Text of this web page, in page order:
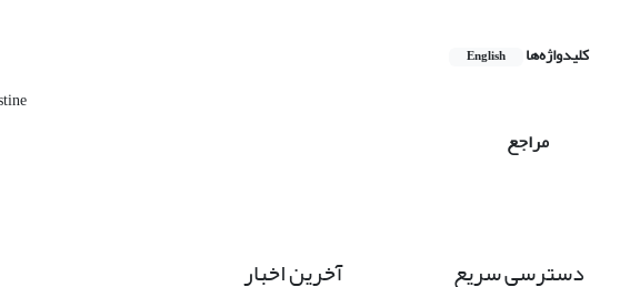
کلیدواژه‌ها English
مراجع
دسترسی سریع آخرین اخبار